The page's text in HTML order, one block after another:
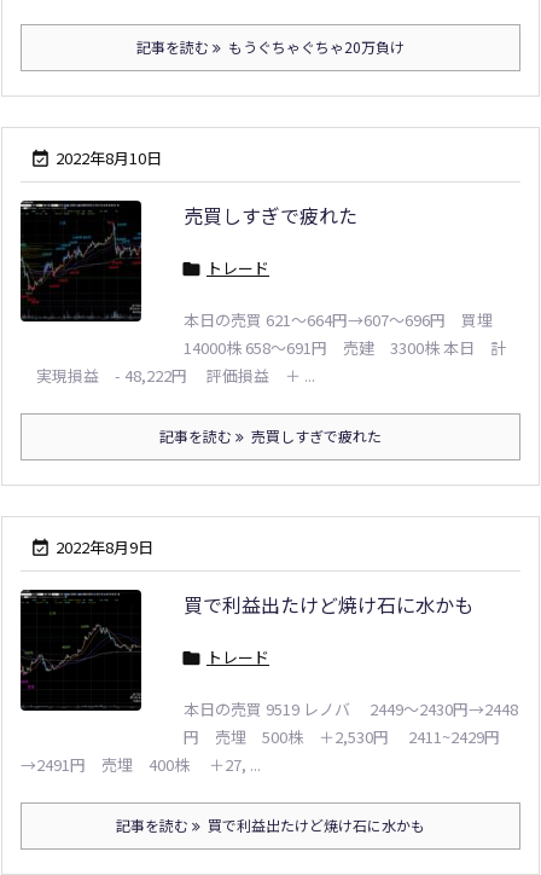
記事を読む もうぐちゃぐちゃ20万負け
 2022年8月10日
売買しすぎで疲れた
 トレード
本日の売買 621～664円→607～696円 買埋
14000株 658～691円 売建 3300株 本日 計
実現損益 - 48,222円 評価損益 ＋ ...
記事を読む 売買しすぎで疲れた
 2022年8月9日
買で利益出たけど焼け石に水かも
 トレード
本日の売買 9519 レノバ 2449～2430円→2448
円 売埋 500株 ＋2,530円 2411~2429円
→2491円 売埋 400株 ＋27, ...
記事を読む 買で利益出たけど焼け石に水かも